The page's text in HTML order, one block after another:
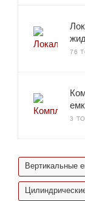
76
3
Вертикальные